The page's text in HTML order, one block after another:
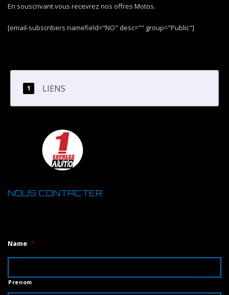
En souscrivant vous recevrez nos offres Motos.
[email-subscribers namefield="NO" desc="" group="Public"]
LIENS
NOUS CONTACTER
Name *
Prenom